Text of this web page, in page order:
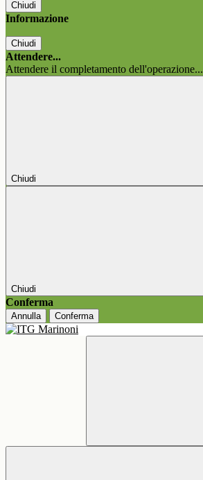
Chiudi
Informazione
Chiudi
Attendere...
Attendere il completamento dell'operazione...
Chiudi
Chiudi
Conferma
Annulla Conferma